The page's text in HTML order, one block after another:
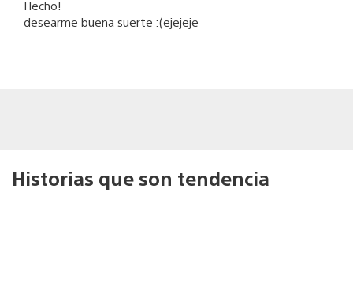
Hecho!
desearme buena suerte :(ejejeje
Historias que son tendencia